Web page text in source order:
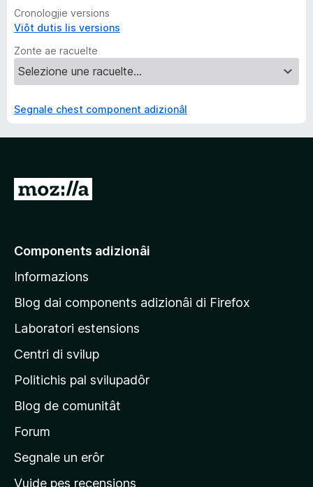
Cronologjie versions
Viôt dutis lis versions
Zonte ae racuelte
Segnale chest component adizionâl
V
e
a
g
i
n
e
r
i
n
Components adizionâi
Informazions
Blog dai components adizionâi di Firefox
Laboratori estensions
Centri di svilup
Politichis pal svilupadôr
Blog de comunitât
Forum
Segnale un erôr
Vuide pes recensions